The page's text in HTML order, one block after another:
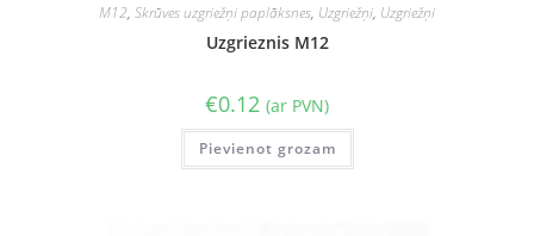
M12, Skrūves uzgriežņi paplāksnes, Uzgriežņi, Uzgriežņi
Uzgrieznis M12
€0.12 (ar PVN)
Pievienot grozam